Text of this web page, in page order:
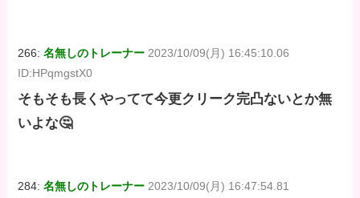
266:名無しのトレーナー 2023/10/09(月) 16:45:10.06
ID:HPqmgstX0
そもそも長くやってて今更クリーク完凸ないとか無
いよな🤔
284:名無しのトレーナー 2023/10/09(月) 16:47:54.81